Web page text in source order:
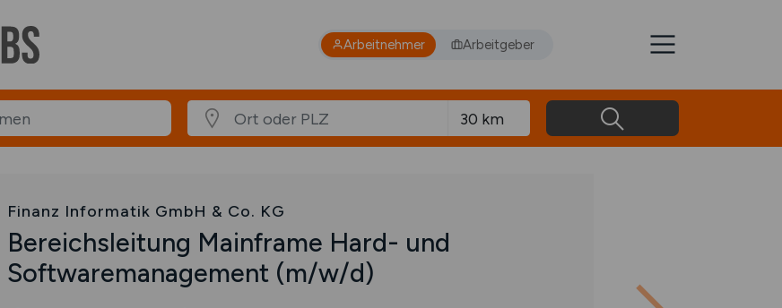
Arbeitnehmer Arbeitgeber
Finanz Informatik GmbH & Co. KG
Bereichsleitung Mainframe Hard- und
Softwaremanagement (m/w/d)